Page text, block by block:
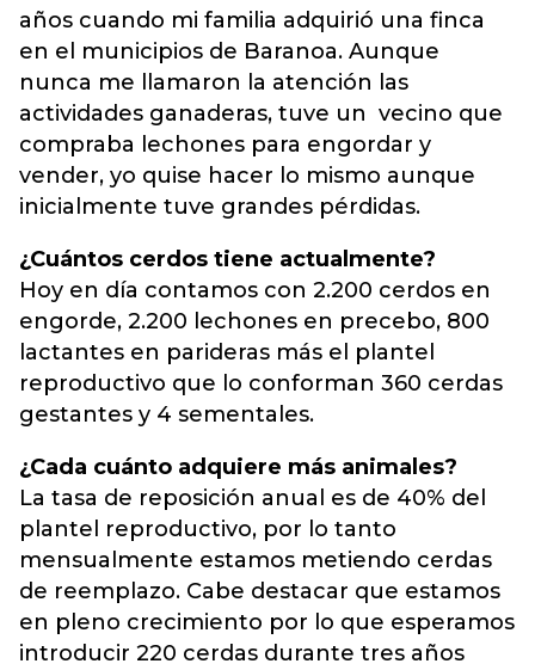
años cuando mi familia adquirió una finca
en el municipios de Baranoa. Aunque
nunca me llamaron la atención las
actividades ganaderas, tuve un vecino que
compraba lechones para engordar y
vender, yo quise hacer lo mismo aunque
inicialmente tuve grandes pérdidas.
¿Cuántos cerdos tiene actualmente?
Hoy en día contamos con 2.200 cerdos en
engorde, 2.200 lechones en precebo, 800
lactantes en parideras más el plantel
reproductivo que lo conforman 360 cerdas
gestantes y 4 sementales.
¿Cada cuánto adquiere más animales?
La tasa de reposición anual es de 40% del
plantel reproductivo, por lo tanto
mensualmente estamos metiendo cerdas
de reemplazo. Cabe destacar que estamos
en pleno crecimiento por lo que esperamos
introducir 220 cerdas durante tres años